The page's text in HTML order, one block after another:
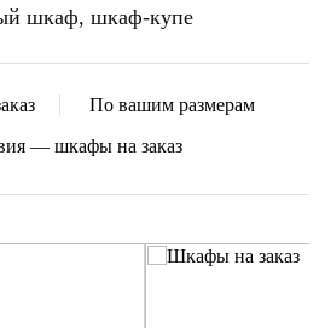
шкаф, шкаф-купе
По вашим размерам
— шкафы на заказ